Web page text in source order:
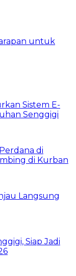
untuk
Sistem E-
Senggigi
di
di Kurban
Langsung
Siap Jadi